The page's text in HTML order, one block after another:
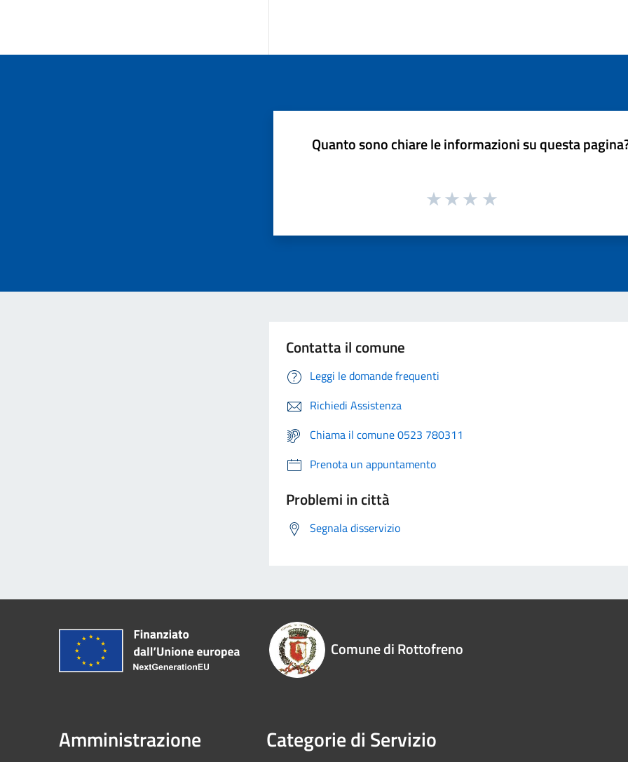
Quanto sono chiare le informazioni su questa
Contatta il comune
Leggi le domande frequenti
Richiedi Assistenza
Chiama il comune 0523 780311
Prenota un appuntamento
Problemi in città
Segnala disservizio
Comune di Rottofreno
Amministrazione Categorie di Servizio